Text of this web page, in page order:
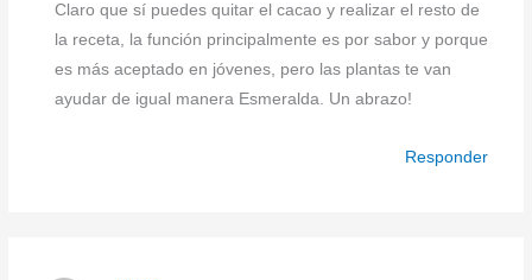
Claro que sí puedes quitar el cacao y realizar el resto de
la receta, la función principalmente es por sabor y porque
es más aceptado en jóvenes, pero las plantas te van
ayudar de igual manera Esmeralda. Un abrazo!
Responder